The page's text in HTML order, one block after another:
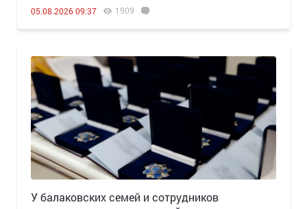
05.08.2026 09:37 1909
У балаковских семей и сотрудников